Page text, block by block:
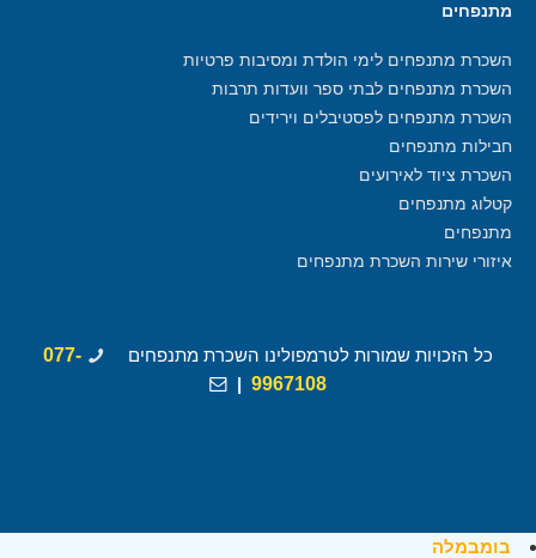
מתנפחים
השכרת מתנפחים לימי הולדת ומסיבות פרטיות
השכרת מתנפחים לבתי ספר וועדות תרבות
השכרת מתנפחים לפסטיבלים וירידים
חבילות מתנפחים
השכרת ציוד לאירועים
קטלוג מתנפחים
מתנפחים
איזורי שירות השכרת מתנפחים
כל הזכויות שמורות לטרמפולינו השכרת מתנפחים
077-
9967108
|
בומבמלה